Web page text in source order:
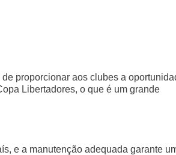
proporcionar aos clubes a
Libertadores, o que é um grande
e a manutenção adequada garante